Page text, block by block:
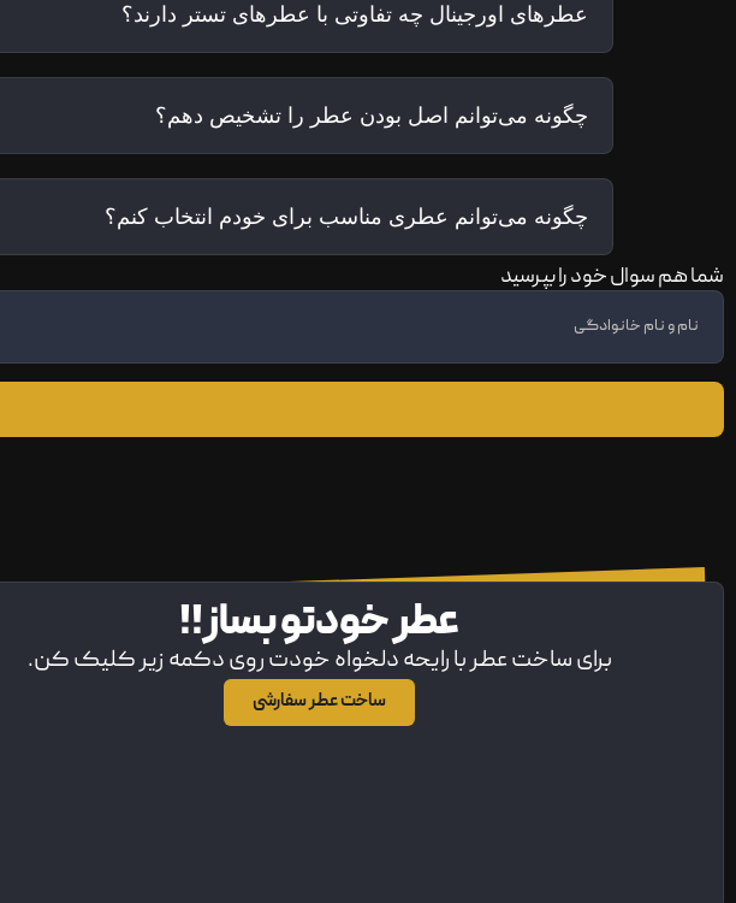
عطرهای اورجینال چه تفاوتی با عطرهای تستر دارند؟
چگونه می‌توانم اصل بودن عطر را تشخیص دهم؟
چگونه می‌توانم عطری مناسب برای خودم انتخاب کنم؟
شما هم سوال خود را بپرسید
عطر خودتو بساز!!
برای ساخت عطر با رایحه دلخواه خودت روی دکمه زیر کلیک کن.
ساخت عطر سفارشی